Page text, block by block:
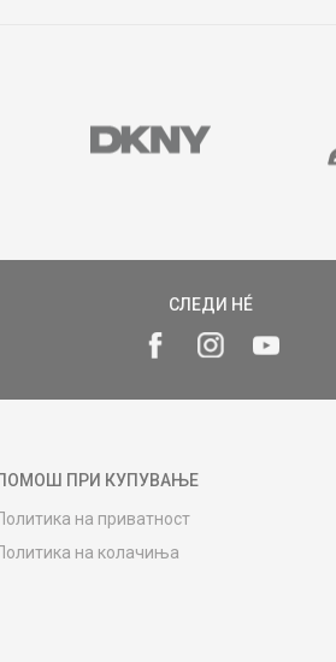
СЛЕДИ НÉ
ПРИ КУПУВАЊЕ
на приватност
на колачиња